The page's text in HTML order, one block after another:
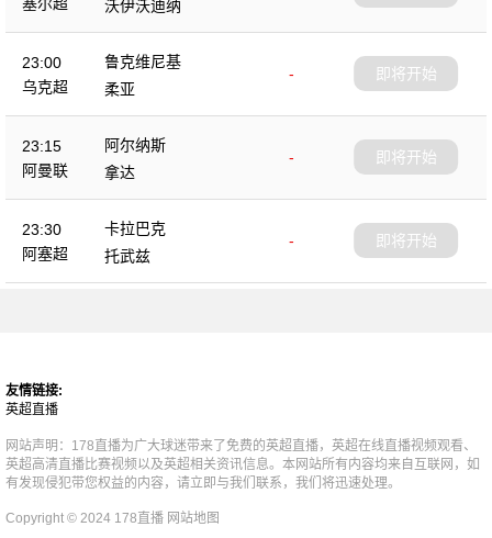
沃伊沃迪纳
23:00
乌克超
鲁克维尼基
-
柔亚
即将开始
23:15
阿曼联
阿尔纳斯
-
拿达
即将开始
23:30
阿塞超
卡拉巴克
-
托武兹
即将开始
友情链接:
英超直播
网站声明：178直播为广大球迷带来了免费的英超直播，英超在线直播视频观看、
英超高清直播比赛视频以及英超相关资讯信息。本网站所有内容均来自互联网，如
有发现侵犯带您权益的内容，请立即与我们联系，我们将迅速处理。
Copyright © 2024 178直播 网站地图